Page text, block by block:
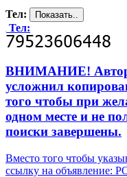
Тел:
Тел:
ВНИМАНИЕ! Автор
усложнил
того чтобы при
одном месте и не
поиски завершены.
Вместо того чтобы
ссылку на объявление: